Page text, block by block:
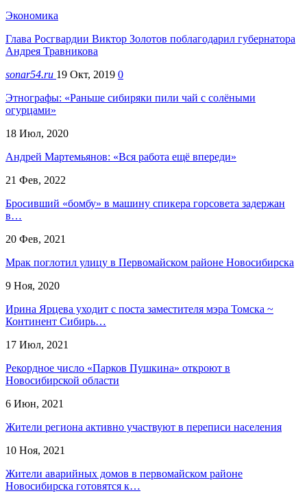
Экономика
Глава Росгвардии Виктор Золотов поблагодарил губернатора
Андрея Травникова
sonar54.ru 19 Окт, 2019 0
Этнографы: «Раньше сибиряки пили чай с солёными
огурцами»
18 Июл, 2020
Андрей Мартемьянов: «Вся работа ещё впереди»
21 Фев, 2022
Бросивший «бомбу» в машину спикера горсовета задержан
в…
20 Фев, 2021
Мрак поглотил улицу в Первомайском районе Новосибирска
9 Ноя, 2020
Ирина Ярцева уходит с поста заместителя мэра Томска ~
Континент Сибирь…
17 Июл, 2021
Рекордное число «Парков Пушкина» откроют в
Новосибирской области
6 Июн, 2021
Жители региона активно участвуют в переписи населения
10 Ноя, 2021
Жители аварийных домов в первомайском районе
Новосибирска готовятся к…